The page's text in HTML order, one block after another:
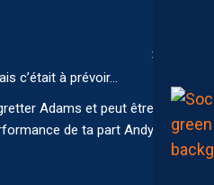
c’était à prévoir…
Adams et peut être
de ta part Andy 👍